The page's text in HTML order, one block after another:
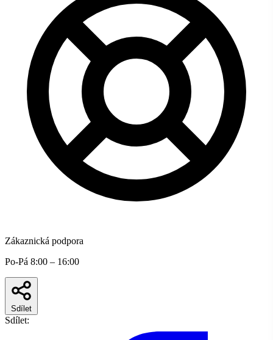
Zákaznická podpora
Po-Pá 8:00 – 16:00
Sdílet
Sdílet: